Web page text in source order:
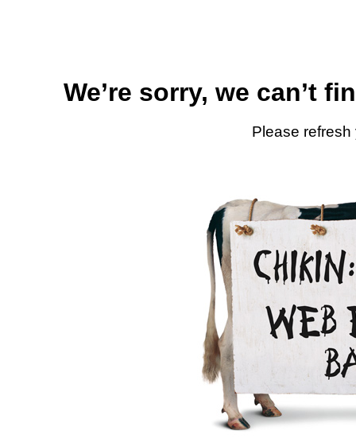
We’re sorry, we can’t
Please refresh